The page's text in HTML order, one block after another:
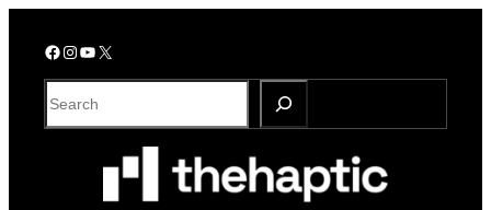
Facebook InstagramYouTube X
S
e